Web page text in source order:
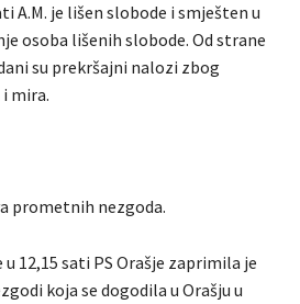
A.M. je lišen slobode i smješten u
osoba lišenih slobode. Od strane
su prekršajni nalozi zbog
mira.
prometnih nezgoda.
u 12,15 sati PS Orašje zaprimila je
koja se dogodila u Orašju u